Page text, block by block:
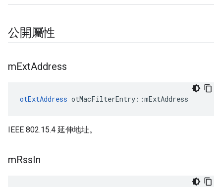
公開屬性
mExtAddress
otExtAddress otMacFilterEntry ::mExtAddress
IEEE 802.15.4 延伸地址。
mRssIn